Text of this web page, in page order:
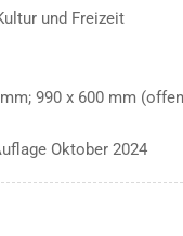
und Freizeit
990 x 600 mm
Oktober 2024